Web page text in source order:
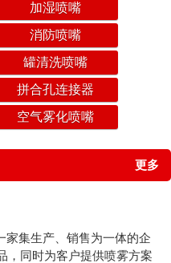
加湿喷嘴
消防喷嘴
罐清洗喷嘴
拼合孔连接器
空气雾化喷嘴
更多
集生产、销售为一体的企
，同时为客户提供喷雾方案